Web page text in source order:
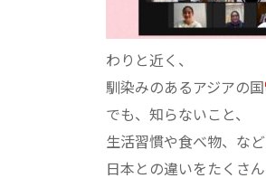
わりと近く、
馴染みのあるアジアの国
でも、知らないこと、
生活習慣や食べ物、など
日本との違いをたくさん